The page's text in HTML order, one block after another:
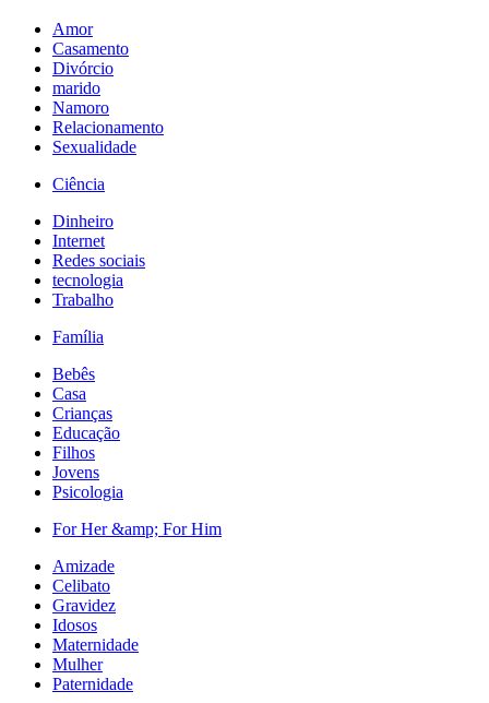
Amor
Casamento
Divórcio
marido
Namoro
Relacionamento
Sexualidade
Ciência
Dinheiro
Internet
Redes sociais
tecnologia
Trabalho
Família
Bebês
Casa
Crianças
Educação
Filhos
Jovens
Psicologia
For Her &amp; For Him
Amizade
Celibato
Gravidez
Idosos
Maternidade
Mulher
Paternidade